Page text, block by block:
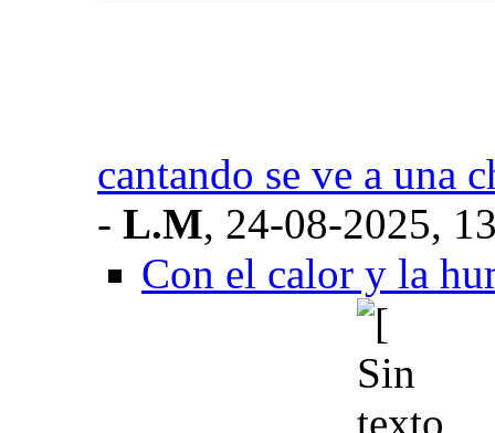
cantando se ve a una
- L.M, 24-08-2025,
Con el calor y la